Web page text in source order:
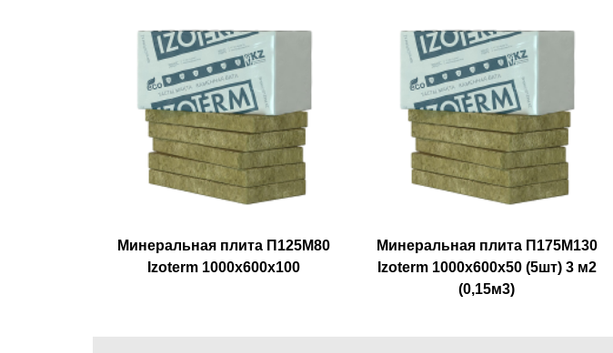
Минеральная плита П125М80
Izoterm 1000х600х100
Минеральная плита П175М130
Izoterm 1000х600х50 (5шт) 3 м2
(0,15м3)